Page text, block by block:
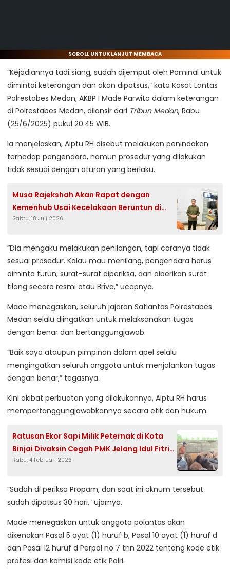
SCROLL UNTUK LANJUT MEMBACA
“Kejadiannya tadi siang, sudah dijemput oleh Paminal untuk
dimintai keterangan dan akan dipatsus,” kata Kasat Lantas
Polrestabes Medan, AKBP I Made Parwita dalam keterangan
di Polrestabes Medan, dilansir dari Tribun Medan, Rabu
(25/6/2025) pukul 20.45 WIB.
Ia menjelaskan, Aiptu RH disebut melakukan penindakan
terhadap pengendara, namun prosedur yang dilakukan
tidak sesuai dengan aturan yang berlaku.
Musa Rajekshah Akan Rapat dengan
Kemenhub Usai Kecelakaan Beruntun di
Sibolangit
Sabtu, 18 Juli 2026
“Dia mengaku melakukan penilangan, tapi caranya tidak
sesuai prosedur. Kalau mau menilang, pengendara harus
diminta turun, surat-surat diperiksa, dan diberikan surat
tilang secara resmi atau Briva,” ucapnya.
Made menegaskan, seluruh jajaran Satlantas Polrestabes
Medan selalu diingatkan untuk melaksanakan tugas
dengan benar dan bertanggungjawab.
“Baik saya ataupun pimpinan dalam apel selalu
mengingatkan seluruh anggota untuk menjalankan tugas
dengan benar,” tegasnya.
Kini akibat perbuatan yang dilakukannya, Aiptu RH harus
mempertanggungjawabkannya secara etik dan hukum.
Ratusan Ekor Sapi Milik Peternak di Kota
Binjai Divaksin Cegah PMK Jelang Idul Fitri
dan Idul Adha
Rabu, 4 Februari 2026
“Sudah di periksa Propam, dan saat ini oknum tersebut
sudah dipatsus 30 hari,” ujarnya.
Made menegaskan untuk anggota polantas akan
dikenakan Pasal 5 ayat (1) huruf b, Pasal 10 ayat (1) huruf d
dan Pasal 12 huruf d Perpol no 7 thn 2022 tentang kode etik
profesi dan komisi kode etik Polri.